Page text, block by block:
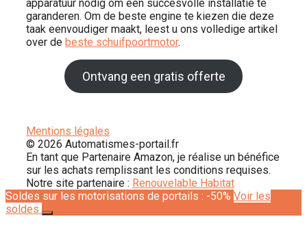
apparatuur nodig om een ​​succesvolle installatie te
garanderen. Om de beste engine te kiezen die deze
taak eenvoudiger maakt, leest u ons volledige artikel
over de beste schuifpoortmotor.
Ontvang een gratis offerte
Mentions légales
© 2026 Automatismes-portail.fr
En tant que Partenaire Amazon, je réalise un bénéfice
sur les achats remplissant les conditions requises.
Notre site partenaire : Renouvelable Habitat
Soldes sur les motorisations de portails : -50% Voir les
soldes